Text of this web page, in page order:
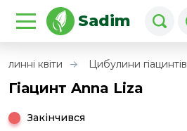
Sadim
квіти Цибулини гіацинтів
Гіацинт Anna Liza
Закінчився